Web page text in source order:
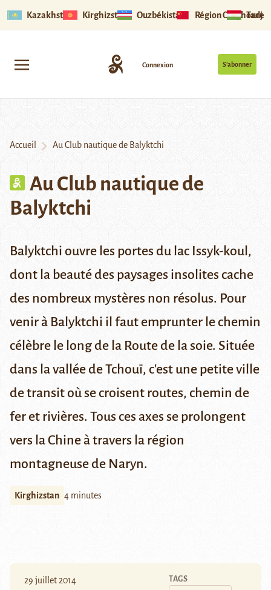
Kazakhstan Kirghizstan Ouzbékistan Région Ouïghoure
S’abonner
Connexion
Accueil Au Club nautique de Balyktchi
Au Club nautique de
Balyktchi
Balyktchi ouvre les portes du lac Issyk-koul,
dont la beauté des paysages insolites cache
des nombreux mystères non résolus. Pour
venir à Balyktchi il faut emprunter le chemin
célèbre le long de la Route de la soie. Située
dans la vallée de Tchouï, c'est une petite ville
de transit où se croisent routes, chemin de
fer et rivières. Tous ces axes se prolongent
vers la Chine à travers la région
montagneuse de Naryn.
Kirghizstan 4 minutes
29 juillet 2014 TAGS